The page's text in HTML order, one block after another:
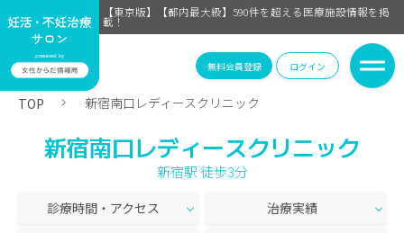
【東京版】【都内最大級】590件を超える医療施設情報を掲
載！
無料会員登録 ログイン
TOP 新宿南口レディースクリニック
新宿南口レディースクリニック
新宿駅 徒歩3分
診療時間・アクセス 治療実績